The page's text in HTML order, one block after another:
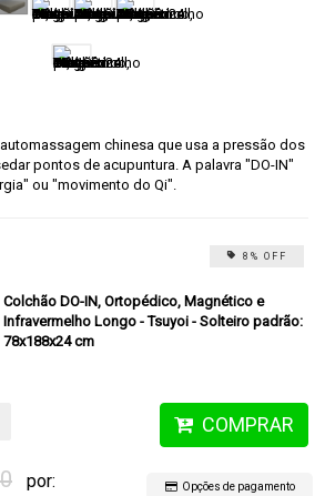
chinesa que usa a pressão dos
pontos de acupuntura. A palavra "DO-IN"
ou "movimento do Qi".
8% OFF
Colchão DO-IN, Ortopédico, Magnético e
Infravermelho Longo - Tsuyoi - Solteiro padrão:
78x188x24 cm
COMPRAR
por:
Opções de pagamento